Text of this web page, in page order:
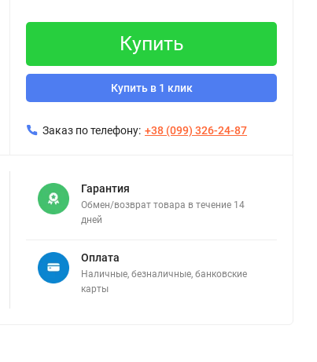
Купить
Купить в 1 клик
Заказ по телефону: +38 (099) 326-24-87
Гарантия
Обмен/возврат товара в течение 14
дней
Оплата
Наличные, безналичные, банковские
карты